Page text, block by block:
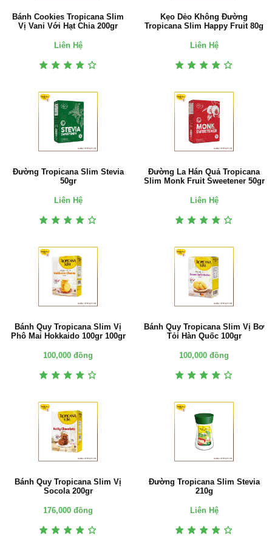
Bánh Cookies Tropicana Slim
Vị Vani Với Hạt Chia 200gr
Liên Hệ
Kẹo Dẻo Không Đường
Tropicana Slim Happy Fruit 80g
Liên Hệ
Đường Tropicana Slim Stevia
50gr
Liên Hệ
Đường La Hán Quả Tropicana
Slim Monk Fruit Sweetener 50gr
Liên Hệ
Bánh Quy Tropicana Slim Vị
Phô Mai Hokkaido 100gr 100gr
100,000 đồng
Bánh Quy Tropicana Slim Vị Bơ
Tỏi Hàn Quốc 100gr
100,000 đồng
Bánh Quy Tropicana Slim Vị
Socola 200gr
176,000 đồng
Đường Tropicana Slim Stevia
210g
Liên Hệ